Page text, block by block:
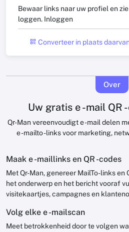
Bewaar links naar uw profiel en
loggen. Inloggen
Converteer in plaats
Over
Uw gratis e -mail QR
Qr-Man vereenvoudigt e -mail delen
e -mailto -links voor marketing,
Maak e -maillinks en QR -codes
Met Qr-Man, genereer MailTo-links en
het onderwerp en het bericht vooraf
visitekaartjes, campagnes en
Volg elke e -mailscan
Meet betrokkenheid door te volgen